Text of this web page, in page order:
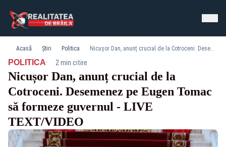
Acasă Știri Politica Nicușor Dan, anunț crucial de la Cotroceni. Desemenez pe Eugen Tomac să formeze guvernul - LIVE TEXT/VIDEO
POLITICA· 2 min citire
Nicușor Dan, anunț crucial de la
Cotroceni. Desemenez pe Eugen Tomac
să formeze guvernul - LIVE
TEXT/VIDEO